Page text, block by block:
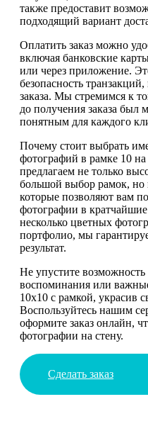
также предоставит
подходящий вариант
Оплатить заказ можно
включая банковские
или через приложение.
безопасность
заказа. Мы стремимся к
до получения заказа был
понятным для каждого
Почему стоит выбрать
фотографий в рамке 10
предлагаем не только
большой выбор рамок, но
которые позволяют вам
фотографии в
несколько цветных
портфолио, мы
результат.
Не упустите
воспоминания или
10х10 с рамкой, украсив
Воспользуйтесь нашим
оформите заказ онлайн,
фотографии на стену.
Сделать заказ